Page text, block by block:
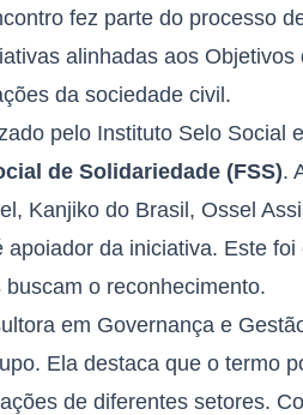
fez parte do processo
alinhadas aos
da sociedade civil.
pelo Instituto Selo Social
de Solidariedade (FSS).
Kanjiko do Brasil, Ossel
apoiador da iniciativa. Este
buscam o reconhecimento.
em Governança e
Ela destaca que o termo
de diferentes setores.